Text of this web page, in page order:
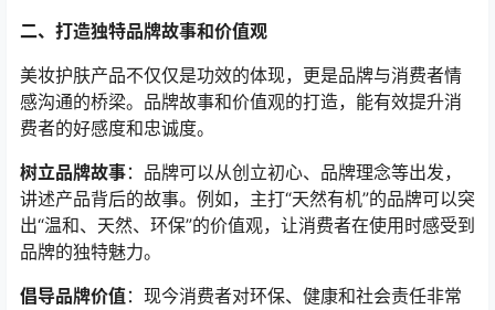
二、打造独特品牌故事和价值观
美妆护肤产品不仅仅是功效的体现，更是品牌与消费者情
感沟通的桥梁。品牌故事和价值观的打造，能有效提升消
费者的好感度和忠诚度。
树立品牌故事：品牌可以从创立初心、品牌理念等出发，
讲述产品背后的故事。例如，主打“天然有机”的品牌可以突
出“温和、天然、环保”的价值观，让消费者在使用时感受到
品牌的独特魅力。
倡导品牌价值：现今消费者对环保、健康和社会责任非常